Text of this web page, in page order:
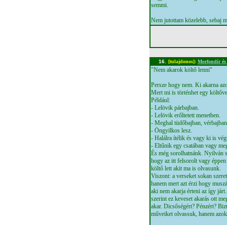
semmi.
Nem jutottam közelebb, sebaj
16. [tulajdonos]: Morfondír és
"Nem akarok költő lenni"
Persze hogy nem. Ki akarna
Mert mi is történhet egy
Például:
- Lelövik párbajban.
- Lelövik erőltetett menetben.
- Meghal tüdőbajban,
- Öngyilkos lesz.
- Halálra ítélik és vagy ki is
- Eltűnik egy csatában vagy
És még sorolhatnánk. Nyilván
hogy az itt felsorolt vagy
költő lett akit ma is olvasunk.
Viszont: a verseket sokan
hanem mert azt érzi hogy
aki nem akarja érteni az így
szerint ez keveset akarás ott
akar. Dicsőségért? Pénzért?
műveiket olvassuk, hanem